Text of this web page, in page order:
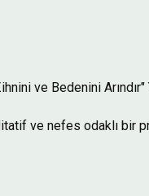
ve Bedenini Arındır"
ve nefes odaklı bir